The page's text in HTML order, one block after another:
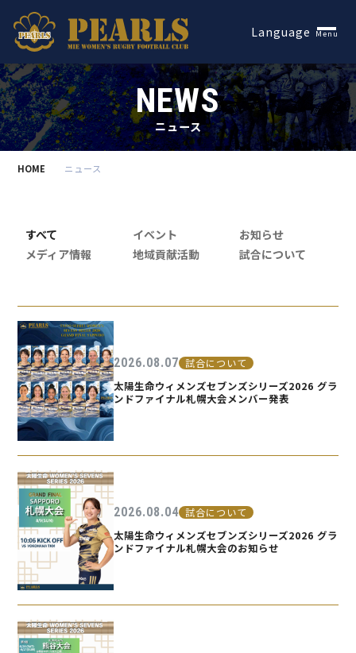
Language Menu
NEWS
ニュース
HOME ニュース
すべて イベント
お知らせ
メディア情報
地域貢献活動 試合について
2026.08.07 試合について
太陽生命ウィメンズセブンズシリーズ2026 グラ
ンドファイナル札幌大会メンバー発表
2026.08.04 試合について
太陽生命ウィメンズセブンズシリーズ2026 グラ
ンドファイナル札幌大会のお知らせ